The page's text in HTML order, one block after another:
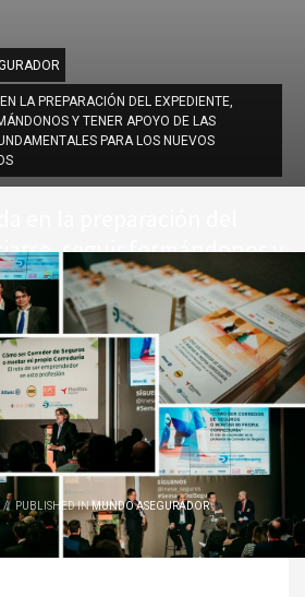
LA PREPARACIÓN DEL EXPEDIENTE,
Y TENER APOYO DE LAS
PARA LOS NUEVOS
seguir formándonos y
compañías”, valores
los nuevos corredores
/ PUBLISHED INMUNDO ASEGURADOR